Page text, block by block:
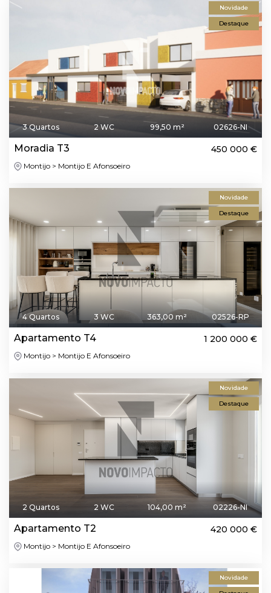
Novidade
Destaque
3 Quartos 2 WC 99,50 m² 02626-NI
Moradia T3 450 000 €
Montijo > Montijo E Afonsoeiro
Novidade
Destaque
4 Quartos 3 WC 363,00 m² 02526-RP
Apartamento T4 1 200 000 €
Montijo > Montijo E Afonsoeiro
Novidade
Destaque
2 Quartos 2 WC 104,00 m² 02226-NI
Apartamento T2 420 000 €
Montijo > Montijo E Afonsoeiro
Novidade